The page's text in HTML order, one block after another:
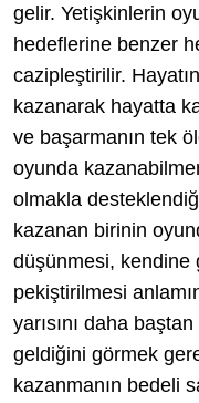
gelir. Yetişkinlerin
hedeflerine benzer
cazipleştirilir.
kazanarak hayatta
ve başarmanın tek
oyunda
olmakla
kazanan birinin
düşünmesi, kendine
pekiştirilmesi
yarısını daha
geldiğini görmek
kazanmanın bedeli